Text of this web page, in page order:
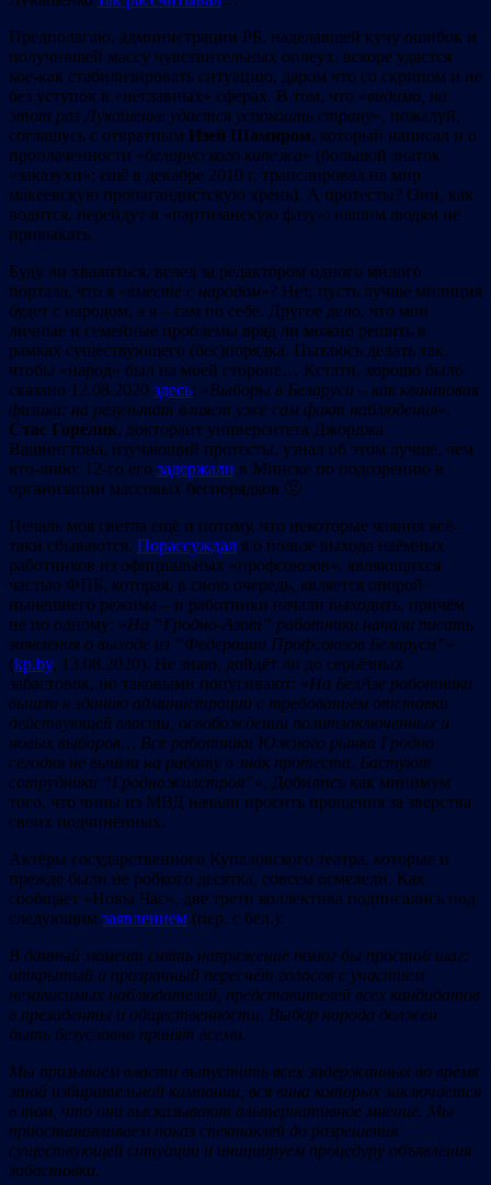
Предполагаю, администрации РБ, наделавшей кучу ошибок и
получившей массу чувствительных оплеух, вскоре удастся
кое-как стабилизировать ситуацию, даром что со скрипом и не
без уступок в «неглавных» сферах. В том, что «видимо, на
этот раз Лукашенке удастся успокоить страну», пожалуй,
соглашусь с отвратным Изей Шамиром, который написал и о
проплаченности «беларусского кипежа» (большой знаток
«заказухи»; ещё в декабре 2010 г. транслировал на мир
макеевскую пропагандистскую хрень). А протесты? Они, как
водится, перейдут в «партизанскую фазу»: нашим людям не
привыкать.
Буду ли хвалиться, вслед за редактором одного милого
портала, что я «вместе с народом»? Нет, пусть лучше милиция
будет с народом, а я – сам по себе. Другое дело, что мои
личные и семейные проблемы вряд ли можно решить в
рамках существующего (бес)порядка. Пытаюсь делать так,
чтобы «народ» был на моей стороне… Кстати, хорошо было
сказано 12.08.2020 здесь: «Выборы в Беларуси – как квантовая
физика: на результат влияет уже сам факт наблюдения».
Стас Горелик, докторант университета Джорджа
Вашингтона, изучающий протесты, узнал об этом лучше, чем
кто-либо: 12-го его задержали в Минске по подозрению в
организации массовых беспорядков 🙁
Печаль моя светла ещё и потому, что некоторые чаяния всё-
таки сбываются. Порассуждал я о пользе выхода наёмных
работников из официальных «профсоюзов», являющихся
частью ФПБ, которая, в свою очередь, является опорой
нынешнего режима – и работники начали выходить, причём
не по одному: «На “Гродно-Азот” работники начали писать
заявления о выходе из “Федерации Профсоюзов Беларуси”»
(kp.by, 13.08.2020). Не знаю, дойдёт ли до серьёзных
забастовок, но таковыми попугивают: «На БелАзе работники
вышли к зданию администрации с требованием отставки
действующей власти, освобождении политзаключенных и
новых выборов… Все работники Южного рынка Гродно
сегодня не вышли на работу в знак протеста. Бастуют
сотрудники “Гродножилстроя”». Добились как минимум
того, что чины из МВД начали просить прощения за зверства
своих подчинённых.
Актёры государственного Купаловского театра, которые и
прежде были не робкого десятка, совсем осмелели. Как
сообщает «Новы Час», две трети коллектива подписались под
следующим заявлением (пер. с бел.):
В данный момент снять напряжение помог бы простой шаг:
открытый и прозрачный пересчёт голосов с участием
независимых наблюдателей, представителей всех кандидатов
в президенты и общественности. Выбор народа должен
быть безусловно принят всеми.
Мы призываем власти выпустить всех задержанных во время
этой избирательной кампании, вся вина которых заключается
в том, что они высказывают альтернативное мнение. Мы
приостанавливаем показ спектаклей до разрешения
существующей ситуации и инициируем процедуру объявления
забастовки.